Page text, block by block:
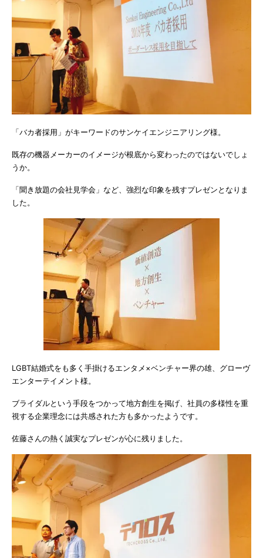
「バカ者採用」がキーワードのサンケイエンジニアリング様。
既存の機器メーカーのイメージが根底から変わったのではないでしょ
うか。
「聞き放題の会社見学会」など、強烈な印象を残すプレゼンとなりま
した。
LGBT結婚式をも多く手掛けるエンタメ×ベンチャー界の雄、グローヴ
エンターテイメント様。
ブライダルという手段をつかって地方創生を掲げ、社員の多様性を重
視する企業理念には共感された方も多かったようです。
佐藤さんの熱く誠実なプレゼンが心に残りました。